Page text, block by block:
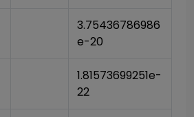
3.75436786986
e-20
1.81573699251e-
22